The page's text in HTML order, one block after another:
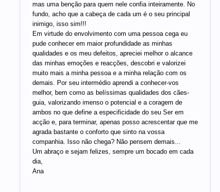
mas uma benção para quem nele confia inteiramente. No
fundo, acho que a cabeça de cada um é o seu principal
inimigo, isso sim!!!
Em virtude do envolvimento com uma pessoa cega eu
pude conhecer em maior profundidade as minhas
qualidades e os meu defeitos, apreciei melhor o alcance
das minhas emoções e reacções, descobri e valorizei
muito mais a minha pessoa e a minha relação com os
demais. Por seu intermédio aprendi a conhecer-vos
melhor, bem como as belíssimas qualidades dos cães-
guia, valorizando imenso o potencial e a coragem de
ambos no que define a especificidade do seu Ser em
acção e, para terminar, apenas posso acrescentar que me
agrada bastante o conforto que sinto na vossa
companhia. Isso não chega? Não pensem demais...
Um abraço e sejam felizes, sempre um bocado em cada
dia,
Ana